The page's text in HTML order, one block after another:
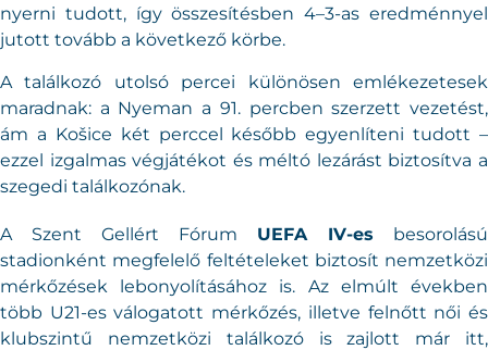
nyerni tudott, így összesítésben 4–3-as eredménnyel
jutott tovább a következő körbe.
A találkozó utolsó percei különösen emlékezetesek
maradnak: a Nyeman a 91. percben szerzett vezetést,
ám a Košice két perccel később egyenlíteni tudott –
ezzel izgalmas végjátékot és méltó lezárást biztosítva a
szegedi találkozónak.
A Szent Gellért Fórum UEFA IV-es besorolású
stadionként megfelelő feltételeket biztosít nemzetközi
mérkőzések lebonyolításához is. Az elmúlt években
több U21-es válogatott mérkőzés, illetve felnőtt női és
klubszintű nemzetközi találkozó is zajlott már itt,